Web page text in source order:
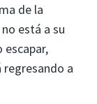
de la
está a su
escapar,
a